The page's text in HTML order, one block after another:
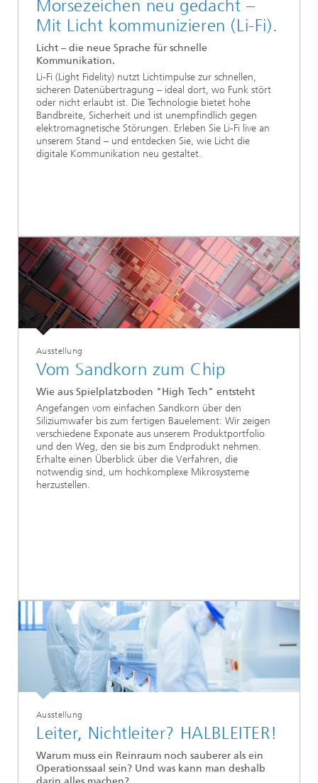
Morsezeichen neu gedacht –
Mit Licht kommunizieren (Li-Fi).
Licht – die neue Sprache für schnelle
Kommunikation.
Li-Fi (Light Fidelity) nutzt Lichtimpulse zur schnellen,
sicheren Datenübertragung – ideal dort, wo Funk stört
oder nicht erlaubt ist. Die Technologie bietet hohe
Bandbreite, Sicherheit und ist unempfindlich gegen
elektromagnetische Störungen. Erleben Sie Li-Fi live an
unserem Stand – und entdecken Sie, wie Licht die
digitale Kommunikation neu gestaltet.
Ausstellung
Vom Sandkorn zum Chip
Wie aus Spielplatzboden "High Tech" entsteht
Angefangen vom einfachen Sandkorn über den
Siliziumwafer bis zum fertigen Bauelement: Wir zeigen
verschiedene Exponate aus unserem Produktportfolio
und den Weg, den sie bis zum Endprodukt nehmen.
Erhalte einen Überblick über die Verfahren, die
notwendig sind, um hochkomplexe Mikrosysteme
herzustellen.
Ausstellung
Leiter, Nichtleiter? HALBLEITER!
Warum muss ein Reinraum noch sauberer als ein
Operationssaal sein? Und was kann man deshalb